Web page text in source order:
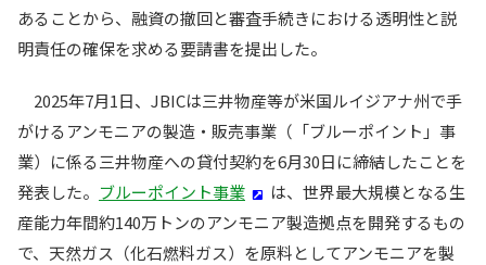
あることから、融資の撤回と審査手続きにおける透明性と説
明責任の確保を求める要請書を提出した。
2025年7月1日、JBICは三井物産等が米国ルイジアナ州で手
がけるアンモニアの製造・販売事業（「ブルーポイント」事
業）に係る三井物産への貸付契約を6月30日に締結したことを
発表した。 ブルーポイント事業
は、世界最大規模となる生
産能力年間約140万トンのアンモニア製造拠点を開発するもの
で、天然ガス（化石燃料ガス）を原料としてアンモニアを製